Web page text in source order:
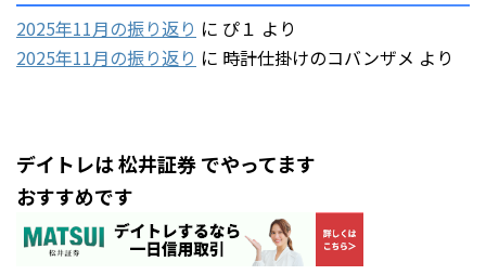
2025年11月の振り返り に ぴ１ より
2025年11月の振り返り に 時計仕掛けのコバンザメ より
デイトレは 松井証券 でやってます
おすすめです